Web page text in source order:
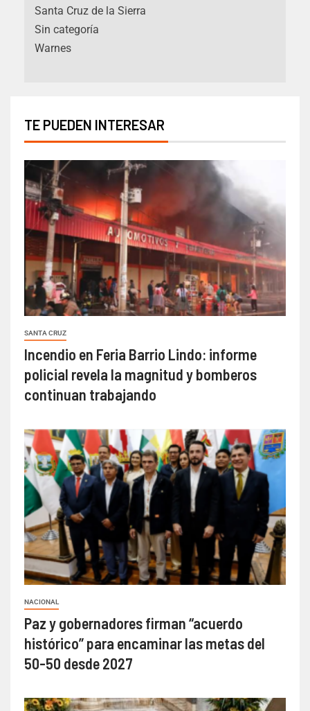
Santa Cruz de la Sierra
Sin categoría
Warnes
TE PUEDEN INTERESAR
SANTA CRUZ
Incendio en Feria Barrio Lindo: informe
policial revela la magnitud y bomberos
continuan trabajando
NACIONAL
Paz y gobernadores firman “acuerdo
histórico” para encaminar las metas del
50-50 desde 2027